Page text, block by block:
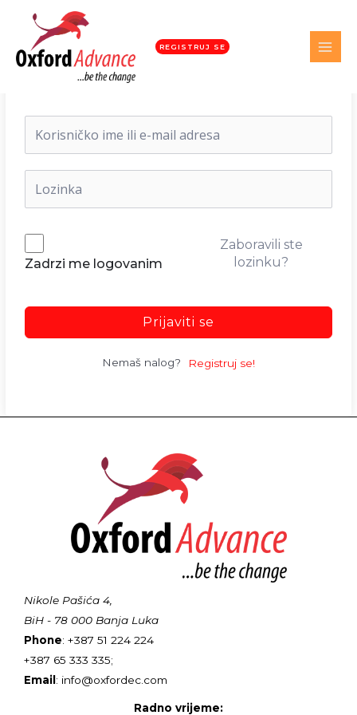
REGISTRUJ SE
Dobrodošli nazad!
Zadrzi me logovanim
Zaboravili ste
lozinku?
Prijaviti se
Nemaš nalog? Registruj se!
Nikole Pašića 4,
BiH - 78 000 Banja Luka
Phone: +387 51 224 224
+387 65 333 335;
Email: info@oxfordec.com
Radno vrijeme: